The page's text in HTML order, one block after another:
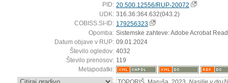
PID: 20.500.12556/RUP-20072
UDK: 316.36:364.632(043.2)
COBISS.SI-ID: 179256323
Opomba: Sistemske zahteve: Adobe Acrobat
Datum objave v RUP: 09.01.2024
Število ogledov: 4032
Število prenosov: 119
Metapodatki:
: